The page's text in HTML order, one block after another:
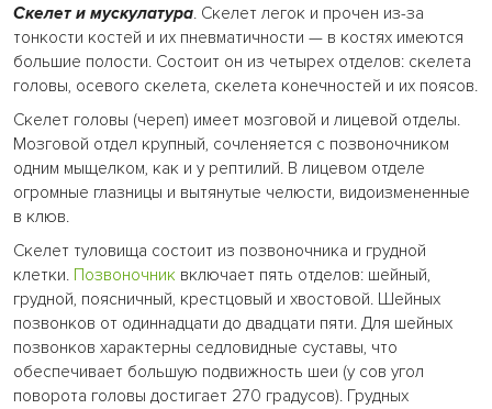
Скелет и мускулатура. Скелет легок и прочен из-за
тонкости костей и их пневматичности — в костях имеются
большие полости. Состоит он из четырех отделов: скелета
головы, осевого скелета, скелета конечностей и их поясов.
Скелет головы (череп) имеет мозговой и лицевой отделы.
Мозговой отдел крупный, сочленяется с позвоночником
одним мыщелком, как и у рептилий. В лицевом отделе
огромные глазницы и вытянутые челюсти, видоизмененные
в клюв.
Скелет туловища состоит из позвоночника и грудной
клетки. Позвоночник включает пять отделов: шейный,
грудной, поясничный, крестцовый и хвостовой. Шейных
позвонков от одиннадцати до двадцати пяти. Для шейных
позвонков характерны седловидные суставы, что
обеспечивает большую подвижность шеи (у сов угол
поворота головы достигает 270 градусов). Грудных